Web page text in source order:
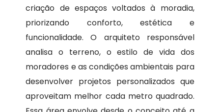
criação de espaços voltados à moradia,
priorizando conforto, estética e
funcionalidade. O arquiteto responsável
analisa o terreno, o estilo de vida dos
moradores e as condições ambientais para
desenvolver projetos personalizados que
aproveitam melhor cada metro quadrado.